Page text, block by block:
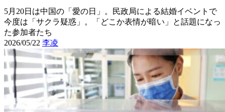
5月20日は中国の「愛の日」。民政局による結婚イベントで
今度は「サクラ疑惑」。「どこか表情が暗い」と話題になっ
た参加者たち
2026/05/22 李凌